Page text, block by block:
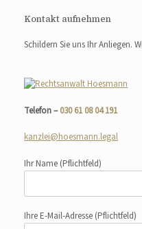
Kontakt aufnehmen
Schildern Sie uns Ihr Anliegen.
Telefon –030 61 08 04 191
kanzlei@hoesmann.legal
Ihr Name (Pflichtfeld)
Ihre E-Mail-Adresse (Pflichtfeld)